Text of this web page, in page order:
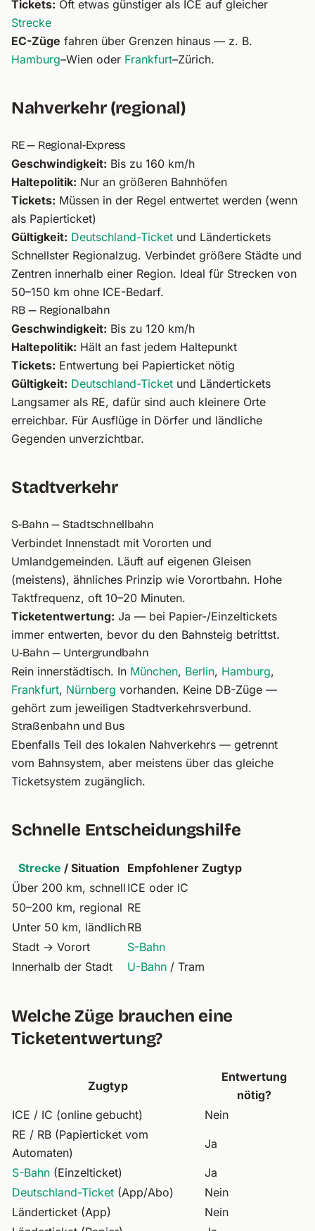
Tickets: Oft etwas günstiger als ICE auf gleicher
Strecke
EC-Züge fahren über Grenzen hinaus — z. B.
Hamburg–Wien oder Frankfurt–Zürich.
Nahverkehr (regional)
RE — Regional-Express
Geschwindigkeit: Bis zu 160 km/h
Haltepolitik: Nur an größeren Bahnhöfen
Tickets: Müssen in der Regel entwertet werden (wenn
als Papierticket)
Gültigkeit: Deutschland-Ticket und Ländertickets
Schnellster Regionalzug. Verbindet größere Städte und
Zentren innerhalb einer Region. Ideal für Strecken von
50–150 km ohne ICE-Bedarf.
RB — Regionalbahn
Geschwindigkeit: Bis zu 120 km/h
Haltepolitik: Hält an fast jedem Haltepunkt
Tickets: Entwertung bei Papierticket nötig
Gültigkeit: Deutschland-Ticket und Ländertickets
Langsamer als RE, dafür sind auch kleinere Orte
erreichbar. Für Ausflüge in Dörfer und ländliche
Gegenden unverzichtbar.
Stadtverkehr
S-Bahn — Stadtschnellbahn
Verbindet Innenstadt mit Vororten und
Umlandgemeinden. Läuft auf eigenen Gleisen
(meistens), ähnliches Prinzip wie Vorortbahn. Hohe
Taktfrequenz, oft 10–20 Minuten.
Ticketentwertung: Ja — bei Papier-/Einzeltickets
immer entwerten, bevor du den Bahnsteig betrittst.
U-Bahn — Untergrundbahn
Rein innerstädtisch. In München, Berlin, Hamburg,
Frankfurt, Nürnberg vorhanden. Keine DB-Züge —
gehört zum jeweiligen Stadtverkehrsverbund.
Straßenbahn und Bus
Ebenfalls Teil des lokalen Nahverkehrs — getrennt
vom Bahnsystem, aber meistens über das gleiche
Ticketsystem zugänglich.
Schnelle Entscheidungshilfe
Strecke / Situation
Empfohlener Zugtyp
Über 200 km, schnell ICE oder IC
50–200 km, regional RE
Unter 50 km, ländlichRB
Stadt → Vorort
S-Bahn
Innerhalb der Stadt
U-Bahn / Tram
Welche Züge brauchen eine
Ticketentwertung?
Zugtyp
Entwertung
nötig?
ICE / IC (online gebucht)
Nein
RE / RB (Papierticket vom
Automaten)
Ja
S-Bahn (Einzelticket)
Ja
Deutschland-Ticket (App/Abo)
Nein
Länderticket (App)
Nein